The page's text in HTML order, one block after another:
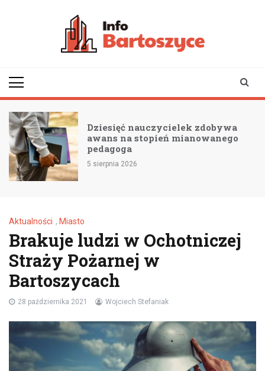
Dziesięć nauczycielek zdobywa
awans na stopień mianowanego
pedagoga
5 sierpnia 2026
Aktualności , Miasto
Brakuje ludzi w Ochotniczej
Straży Pożarnej w
Bartoszycach
28 października 2021 Wojciech Stefaniak